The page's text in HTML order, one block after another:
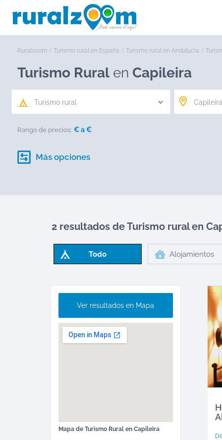
Ruralzoom Turismo rural en España Turismo rural en Andalucía
Turismo Rural en Capileira
Turismo rural
Rango de precios: € a€
Más opciones
2 resultados de Turismo rural en
Todo Alojamientos
Ver resultados en Mapa
Mapa de Turismo Rural en Capileira